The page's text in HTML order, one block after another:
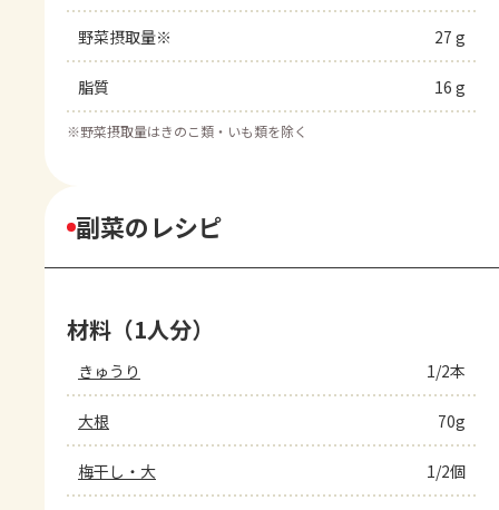
野菜摂取量※ 27 g
脂質 16 g
※野菜摂取量はきのこ類・いも類を除く
副菜のレシピ
材料（1人分）
きゅうり 1/2本
大根 70g
梅干し・大 1/2個